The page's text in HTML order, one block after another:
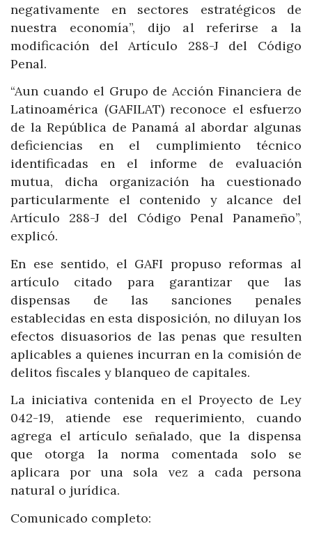
negativamente en sectores estratégicos de
nuestra economía”, dijo al referirse a la
modificación del Artículo 288-J del Código
Penal.
“Aun cuando el Grupo de Acción Financiera de
Latinoamérica (GAFILAT) reconoce el esfuerzo
de la República de Panamá al abordar algunas
deficiencias en el cumplimiento técnico
identificadas en el informe de evaluación
mutua, dicha organización ha cuestionado
particularmente el contenido y alcance del
Artículo 288-J del Código Penal Panameño”,
explicó.
En ese sentido, el GAFI propuso reformas al
artículo citado para garantizar que las
dispensas de las sanciones penales
establecidas en esta disposición, no diluyan los
efectos disuasorios de las penas que resulten
aplicables a quienes incurran en la comisión de
delitos fiscales y blanqueo de capitales.
La iniciativa contenida en el Proyecto de Ley
042-19, atiende ese requerimiento, cuando
agrega el artículo señalado, que la dispensa
que otorga la norma comentada solo se
aplicara por una sola vez a cada persona
natural o jurídica.
Comunicado completo: